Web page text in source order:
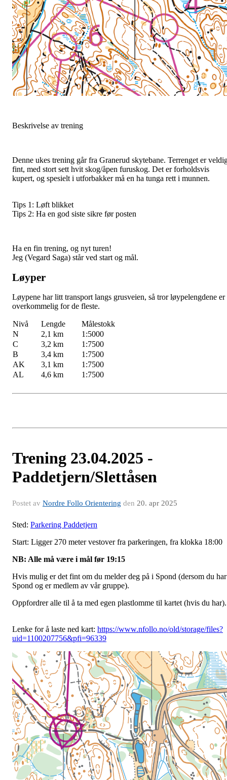
Beskrivelse av trening
Denne ukes trening går fra Granerud skytebane. Terrenget er
fint, med stort sett hvit skog/åpen furuskog. Det er forholdsvis
kupert, og spesielt i utforbakker må en ha tunga rett i munnen.
Tips 1: Løft blikket
Tips 2: Ha en god siste sikre før posten
Ha en fin trening, og nyt turen!
Jeg (Vegard Saga) står ved start og mål.
Løyper
Løypene har litt transport langs grusveien, så tror løypelengdene er
overkommelig for de fleste.
Nivå Lengde
Målestokk
N
2,1 km
1:5000
C
3,2 km
1:7500
B
3,4 km
1:7500
AK
3,1 km
1:7500
AL
4,6 km 1:7500
Trening 23.04.2025 -
Paddetjern/Slettåsen
Postet av Nordre Follo Orientering den 20. apr 2025
Sted: Parkering Paddetjern
Start: Ligger 270 meter vestover fra parkeringen, fra klokka 18:00
NB: Alle må være i mål før 19:15
Hvis mulig er det fint om du melder deg på i Spond (dersom du har
Spond og er medlem av vår gruppe).
Oppfordrer alle til å ta med egen plastlomme til kartet (hvis du har).
Lenke for å laste ned kart: https://www.nfollo.no/old/storage/files?
uid=1100207756&pfi=96339